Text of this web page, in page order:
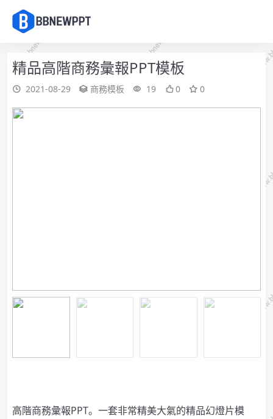
精品高階商務彙報PPT模板
2021-08-29 商務模板 19 0 0
高階商務彙報PPT。一套非常精美大氣的精品幻燈片模